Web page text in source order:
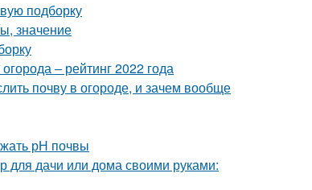
подборку
значение
– рейтинг 2022 года
почву в огороде, и зачем вообще
рН почвы
для дачи или дома своими руками: